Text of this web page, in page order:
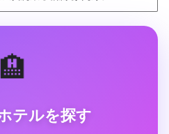
🏨
テルを探す